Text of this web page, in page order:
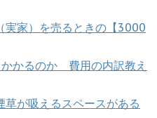
実家）を売るときの【3000
かるのか 費用の内訳教え
が吸えるスペースがある